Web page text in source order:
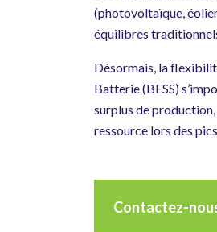
(photovoltaïque,
équilibres
Désormais, la
Batterie (BESS)
surplus de
ressource lors des
Contactez-